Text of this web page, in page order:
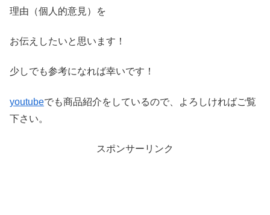
理由（個人的意見）を
お伝えしたいと思います！
少しでも参考になれば幸いです！
youtubeでも商品紹介をしているので、よろしければご覧
下さい。
スポンサーリンク